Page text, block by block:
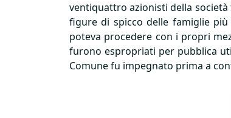
ventiquattro azionisti della società
figure di spicco delle famiglie
poteva procedere con i propri
furono espropriati per pubblica
Comune fu impegnato prima a